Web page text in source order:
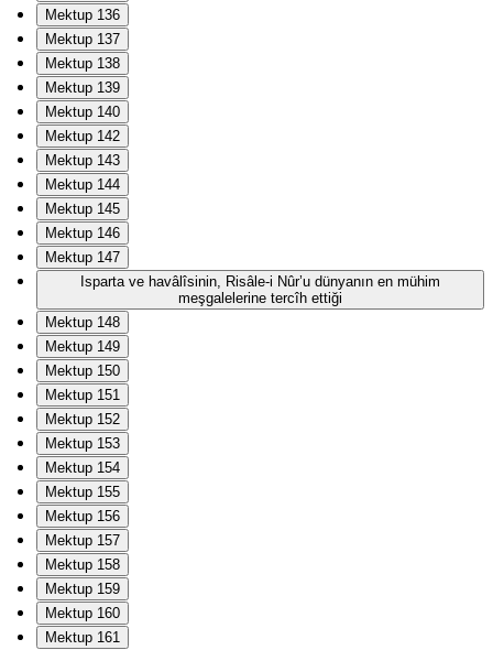
Mektup 136
Mektup 137
Mektup 138
Mektup 139
Mektup 140
Mektup 142
Mektup 143
Mektup 144
Mektup 145
Mektup 146
Mektup 147
Isparta ve havâlîsinin, Risâle-i Nûr’u dünyanın en mühim
meşgalelerine tercîh ettiği
Mektup 148
Mektup 149
Mektup 150
Mektup 151
Mektup 152
Mektup 153
Mektup 154
Mektup 155
Mektup 156
Mektup 157
Mektup 158
Mektup 159
Mektup 160
Mektup 161